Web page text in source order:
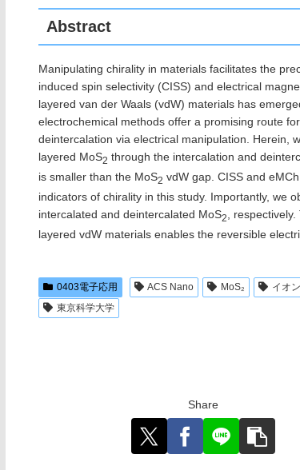
Abstract
Manipulating chirality in materials facilitates the
induced spin selectivity (CISS) and electrical
layered van der Waals (vdW) materials has
electrochemical methods offer a promising route
deintercalation via electrical manipulation. Herein,
layered MoS2 through the intercalation and
is smaller than the MoS2 vdW gap. CISS and
indicators of chirality in this study. Importantly, we
intercalated and deintercalated MoS2
,
layered vdW materials enables the reversible
0403電子応用 ACS Nano MoS₂ イオ
東京科学大学
Share